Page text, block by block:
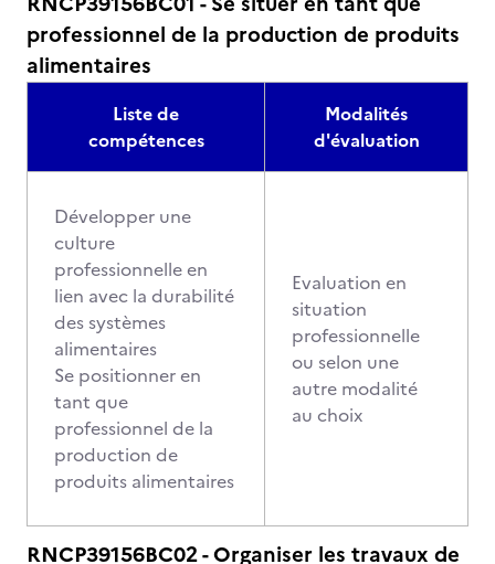
professionnel de la production de produits
alimentaires
Liste de
compétences
Modalités
d'évaluation
Développer une
culture
professionnelle en
lien avec la durabilité
des systèmes
alimentaires
Se positionner en
tant que
professionnel de la
production de
produits alimentaires
Evaluation en
situation
professionnelle
ou selon une
autre modalité
au choix
RNCP39156BC02 - Organiser les travaux de